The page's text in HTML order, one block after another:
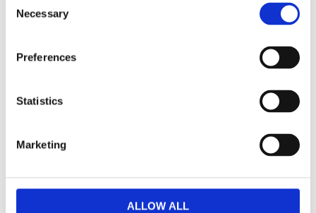
Selection
Necessary
Preferences
Statistics
Marketing
ALLOW ALL
multiband och kan hängas upp med
rynkbandskrokar, fingerkrokar, kanal samt dold
Visa alla produkter från Fondaco
RELATERADE PRODUKTER